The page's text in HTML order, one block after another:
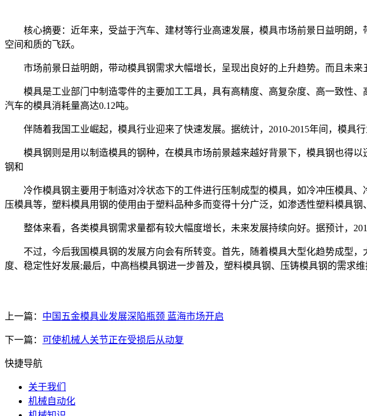
核心摘要：近年来，受益于汽车、建材等行业高速发展，模具市场前景日益明朗，
空间和质的飞跃。
市场前景日益明朗，带动模具钢需求大幅增长，呈现出良好的上升趋势。而且未来
模具是工业部门中制造零件的主要加工工具，具有高精度、高复杂度、高一致性、
汽车的模具消耗量高达0.12吨。
伴随着我国工业崛起，模具行业迎来了快速发展。据统计，2010-2015年间，模具行
模具钢则是用以制造模具的钢种，在模具市场前景越来越好背景下，模具钢也得以
钢和
冷作模具钢主要用于制造对冷状态下的工件进行压制成型的模具，如冷冲压模具、
压模具等，塑料模具用钢的使用由于塑料品种多而变得十分广泛，如渗透性塑料模具钢
整体来看，各类模具钢需求量都有较大幅度增长，未来发展持续向好。据预计，
不过，今后我国模具钢的发展方向会有所转变。首先，随着模具大型化趋势成型，
度、稳定性好发展;最后，中高档模具钢进一步普及，塑料模具钢、压铸模具钢的需求维
上一篇： 中国五金模具业发展深陷瓶颈 蓝海市场开启
下一篇： 可使机械人关节正在受损后从动复
快捷导航
关于我们
机械自动化